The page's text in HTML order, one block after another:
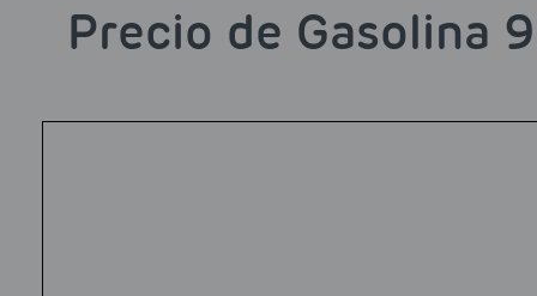
Precio de Gasolina